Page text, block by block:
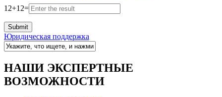
12+12=
Юридическая поддержка
НАШИ ЭКСПЕРТНЫЕ
ВОЗМОЖНОСТИ